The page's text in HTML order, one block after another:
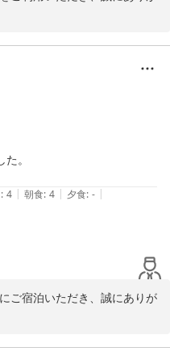
ルをお選びいただき、大変嬉
ューの内容についてご意見を
大会にご参加されるお客様に
ご要望、また内容に関するご
させていただきます。
にご満足いただけたことも光
ご滞在を提供できるよう、ス
一同心よりお待ちしておりま
。
: 4 | 朝食: 4 | 夕食: - |
ご宿泊いただき、誠にありが
、そして立地とお褒めの言葉